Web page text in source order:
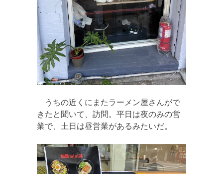
うちの近くにまたラーメン屋さんがで
きたと聞いて、訪問。平日は夜のみの営
業で、土日は昼営業があるみたいだ。